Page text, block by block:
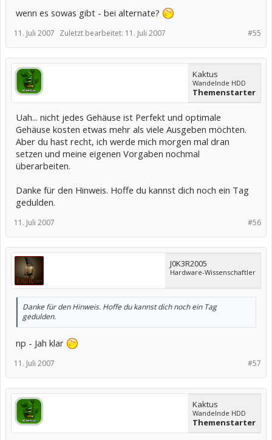
wenn es sowas gibt - bei alternate?
#55
11. Juli 2007 Zuletzt bearbeitet: 11. Juli 2007
Kaktus
Wandelnde HDD
Themenstarter
Uah... nicht jedes Gehäuse ist Perfekt und optimale
Gehäuse kosten etwas mehr als viele Ausgeben möchten.
Aber du hast recht, ich werde mich morgen mal dran
setzen und meine eigenen Vorgaben nochmal
überarbeiten.
Danke für den Hinweis. Hoffe du kannst dich noch ein Tag
gedulden.
#56
11. Juli 2007
J0K3R2005
Hardware-Wissenschaftler
Danke für den Hinweis. Hoffe du kannst dich noch ein Tag
gedulden.
np - Jah klar
#57
11. Juli 2007
Kaktus
Wandelnde HDD
Themenstarter